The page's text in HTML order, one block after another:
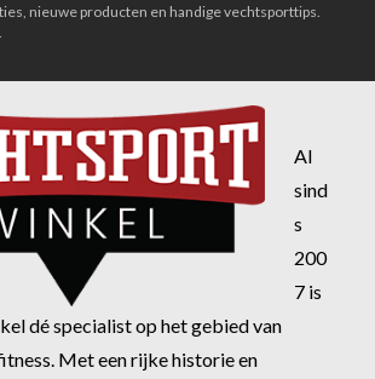
nieuwe producten en handige vechtsporttips.
Al
sind
s
200
7 is
dé specialist op het gebied van
Met een rijke historie en